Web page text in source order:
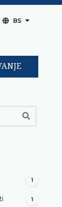
BS
1
1